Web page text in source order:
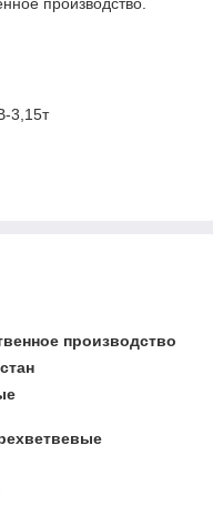
3,15т
производство